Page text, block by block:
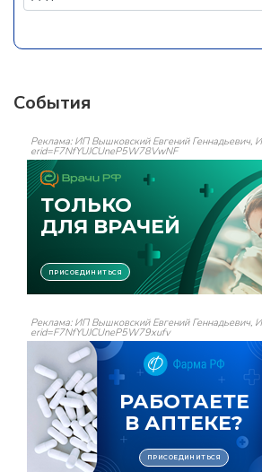
События
Реклама: ИП Вышковский Евгений
erid=F7NfYUJCUneP5W78VwNF
Реклама: ИП Вышковский Евгений
erid=F7NfYUJCUneP5W79xufv